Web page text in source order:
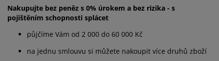
do ložnice
rámy
o nábytek/doplňky
osvětlení
pokoj
Nakupujte bez peněz s 0% úrokem a bez rizika - s
pojištěním schopnosti splácet
půjčíme Vám od 2 000 do 60 000 Kč
na jednu smlouvu si můžete nakoupit více druhů zboží